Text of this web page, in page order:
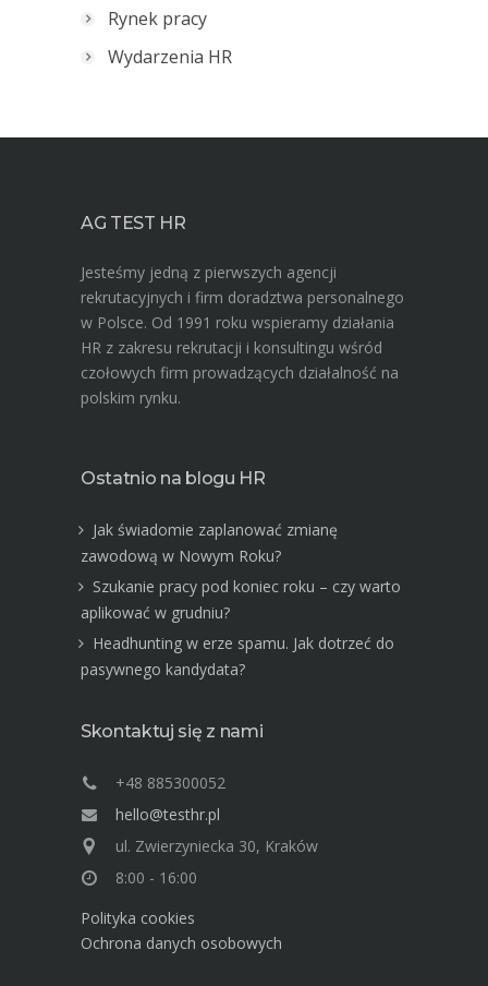
Rynek pracy
Wydarzenia HR
AG TEST HR
Jesteśmy jedną z pierwszych agencji
rekrutacyjnych i firm doradztwa personalnego
w Polsce. Od 1991 roku wspieramy działania
HR z zakresu rekrutacji i konsultingu wśród
czołowych firm prowadzących działalność na
polskim rynku.
Ostatnio na blogu HR
Jak świadomie zaplanować zmianę
zawodową w Nowym Roku?
Szukanie pracy pod koniec roku – czy warto
aplikować w grudniu?
Headhunting w erze spamu. Jak dotrzeć do
pasywnego kandydata?
Skontaktuj się z nami
+48 885300052
hello@testhr.pl
ul. Zwierzyniecka 30, Kraków
8:00 - 16:00
Polityka cookies
Ochrona danych osobowych